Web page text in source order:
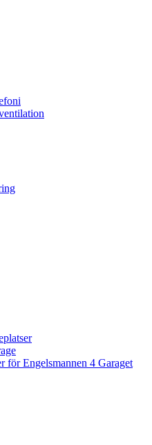
för Engelsmannen 4 Garaget